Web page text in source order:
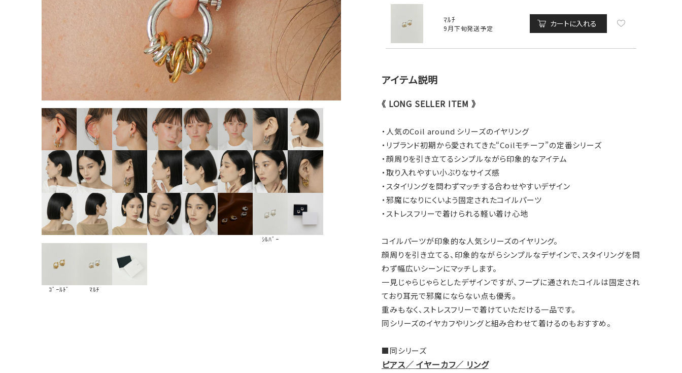
ｼﾙﾊﾞｰ
ｺﾞｰﾙﾄﾞ ﾏﾙﾁ
ﾏﾙﾁ
9月下旬発送予定 カートに入れる
アイテム説明
《 LONG SELLER ITEM 》
・人気のCoil around シリーズのイヤリング
・リブランド初期から愛されてきた“Coilモチーフ”の定番シリーズ
・顔周りを引き立てるシンプルながら印象的なアイテム
・取り入れやすい小ぶりなサイズ感
・スタイリングを問わずマッチする合わせやすいデザイン
・邪魔になりにくいよう固定されたコイルパーツ
・ストレスフリーで着けられる軽い着け心地
コイルパーツが印象的な人気シリーズのイヤリング。
顔周りを引き立てる、印象的ながらシンプルなデザインで、スタイリングを問
わず幅広いシーンにマッチします。
一見じゃらじゃらとしたデザインですが、フープに通されたコイルは固定され
ており耳元で邪魔にならない点も優秀。
重みもなく、ストレスフリーで着けていただける一品です。
同シリーズのイヤカフやリングと組み合わせて着けるのもおすすめ。
■同シリーズ
ピアス／イヤーカフ／ リング